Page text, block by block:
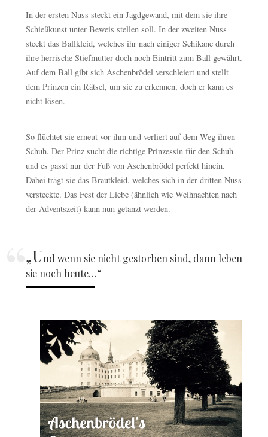
In der ersten Nuss steckt ein Jagdgewand, mit dem sie ihre
Schießkunst unter Beweis stellen soll. In der zweiten Nuss
steckt das Ballkleid, welches ihr nach einiger Schikane durch
ihre herrische Stiefmutter doch noch Eintritt zum Ball gewährt.
Auf dem Ball gibt sich Aschenbrödel verschleiert und stellt
dem Prinzen ein Rätsel, um sie zu erkennen, doch er kann es
nicht lösen.
So flüchtet sie erneut vor ihm und verliert auf dem Weg ihren
Schuh. Der Prinz sucht die richtige Prinzessin für den Schuh
und es passt nur der Fuß von Aschenbrödel perfekt hinein.
Dabei trägt sie das Brautkleid, welches sich in der dritten Nuss
versteckte. Das Fest der Liebe (ähnlich wie Weihnachten nach
der Adventszeit) kann nun getanzt werden.
„Und wenn sie nicht gestorben sind, dann leben
sie noch heute…“